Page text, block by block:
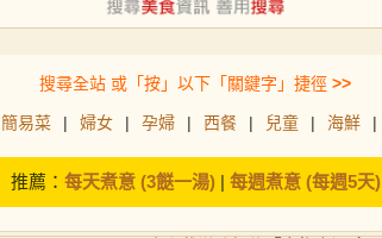
搜尋全站 或「按」以下「關鍵字」捷徑 >>
簡易菜 | 婦女 | 孕婦 | 西餐 | 兒童 | 海鮮 |
推薦： 每天煮意 (3餸一湯)| 每週煮意 (每週5天)